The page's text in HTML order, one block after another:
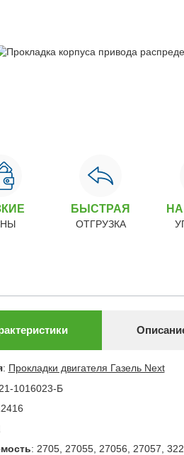
БЫСТРАЯ
ОТГРУЗКА
: Прокладки двигателя Газель Next
21-1016023-Б
: 2705, 27055, 27056, 27057,